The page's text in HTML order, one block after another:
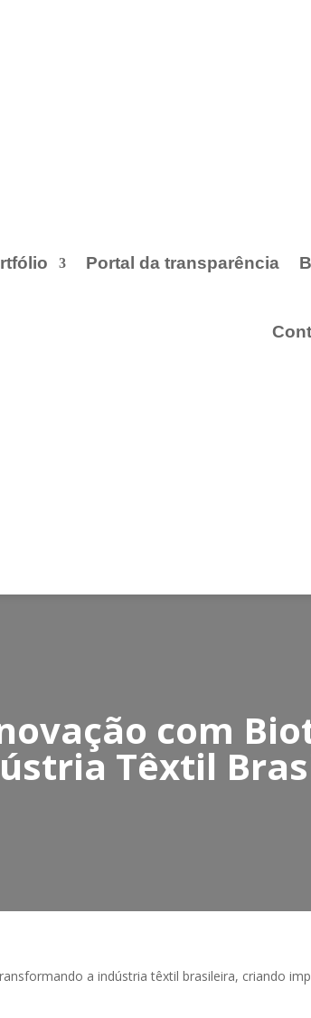
Portal da transparência
com
Têxtil
a indústria têxtil brasileira, criando